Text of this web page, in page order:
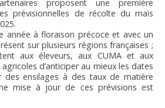
DE FRANCE
SERVICES
proposent une première
prévisionnelles de récolte du maïs
année à floraison précoce et avec un
sur plusieurs régions françaises ;
aux éleveurs, aux CUMA et aux
d’anticiper au mieux les dates
ensilages à des taux de matière
mise à jour de ces prévisions est